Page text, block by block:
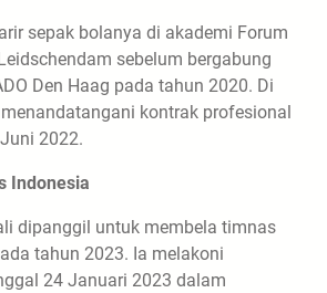
sepak bolanya di akademi Forum
sebelum bergabung
Den Haag pada tahun 2020. Di
kontrak profesional
2022.
Indonesia
dipanggil untuk membela timnas
tahun 2023. Ia melakoni
24 Januari 2023 dalam